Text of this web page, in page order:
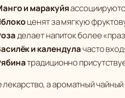
и маракуйя
ценят за мягкую
делает напиток более
и календулачасто
традиционно
лекарство, а ароматный